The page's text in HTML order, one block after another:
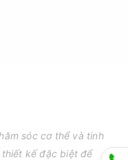
sóc cơ thể và tinh
kế đặc biệt để